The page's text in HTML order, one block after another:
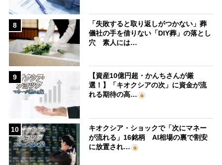
8
「失敗すると取り返しがつかない」葬
儀社の手を借りない「DIY葬」の落とし
穴 素人には…
9
【資産10億円超・かんちさんが厳
選！】「キオクシアの次」に資金が流
れる期待の高…
10
キオクシア・ショックで「次にマネー
が流れる」16銘柄 AI相場の裏で割安
に放置され…